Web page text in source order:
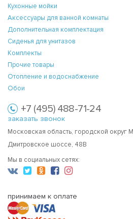
Кухонные мойки
Аксессуары для ванной комнаты
Дополнительная комплектация
Сиденья для унитазов
Комплекты
Прочие товары
Отопление и водоснабжение
Обои
+7 (495) 488-71-24
заказать звонок
Московская область, городской округ
Дмитровское шоссе, 48В
Мы в социальных сетях:
принимаем к оплате